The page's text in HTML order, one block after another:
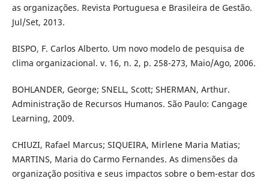
as organizações. Revista Portuguesa e Brasileira de Gestão.
Jul/Set, 2013.
BISPO, F. Carlos Alberto. Um novo modelo de pesquisa de
clima organizacional. v. 16, n. 2, p. 258-273, Maio/Ago, 2006.
BOHLANDER, George; SNELL, Scott; SHERMAN, Arthur.
Administração de Recursos Humanos. São Paulo: Cangage
Learning, 2009.
CHIUZI, Rafael Marcus; SIQUEIRA, Mirlene Maria Matias;
MARTINS, Maria do Carmo Fernandes. As dimensões da
organização positiva e seus impactos sobre o bem-estar dos